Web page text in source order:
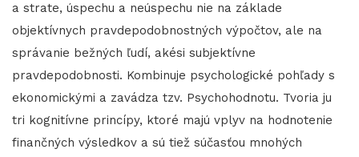
a strate, úspechu a neúspechu nie na základe
objektívnych pravdepodobnostných výpočtov, ale na
správanie bežných ľudí, akési subjektívne
pravdepodobnosti. Kombinuje psychologické pohľady s
ekonomickými a zavádza tzv. Psychohodnotu. Tvoria ju
tri kognitívne princípy, ktoré majú vplyv na hodnotenie
finančných výsledkov a sú tiež súčasťou mnohých